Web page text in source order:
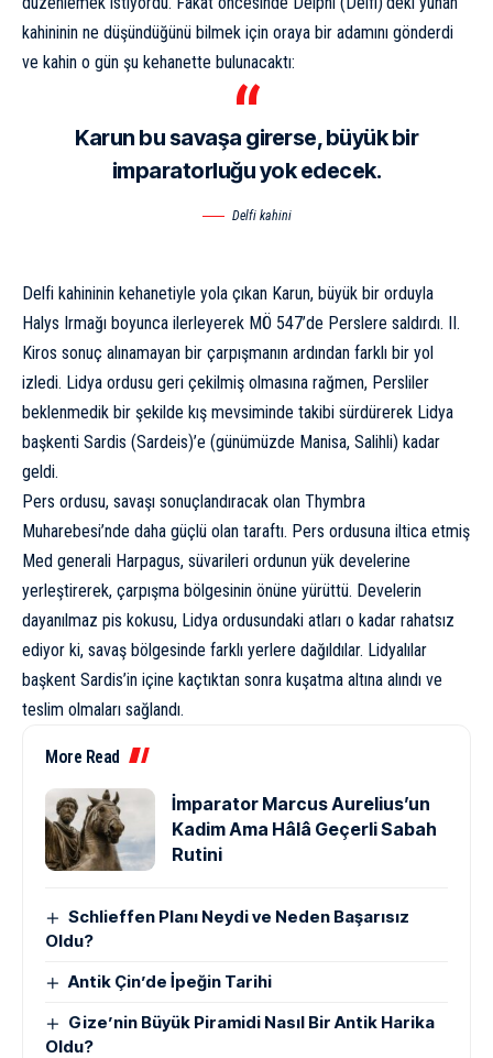
kahininin ne düşündüğünü bilmek için oraya bir adamını gönderdi
ve kahin o gün şu kehanette bulunacaktı:
Karun bu savaşa girerse, büyük bir
imparatorluğu yok edecek.
Delfi kahini
Delfi kahininin kehanetiyle yola çıkan Karun, büyük bir orduyla
Halys Irmağı boyunca ilerleyerek MÖ 547’de Perslere saldırdı. II.
Kiros sonuç alınamayan bir çarpışmanın ardından farklı bir yol
izledi. Lidya ordusu geri çekilmiş olmasına rağmen, Persliler
beklenmedik bir şekilde kış mevsiminde takibi sürdürerek Lidya
başkenti Sardis (Sardeis)’e (günümüzde Manisa, Salihli) kadar
geldi.
Pers ordusu, savaşı sonuçlandıracak olan Thymbra
Muharebesi’nde daha güçlü olan taraftı. Pers ordusuna iltica etmiş
Med generali Harpagus, süvarileri ordunun yük develerine
yerleştirerek, çarpışma bölgesinin önüne yürüttü. Develerin
dayanılmaz pis kokusu, Lidya ordusundaki atları o kadar rahatsız
ediyor ki, savaş bölgesinde farklı yerlere dağıldılar. Lidyalılar
başkent Sardis’in içine kaçtıktan sonra kuşatma altına alındı ve
teslim olmaları sağlandı.
More Read
İmparator Marcus Aurelius’un
Kadim Ama Hâlâ Geçerli Sabah
Rutini
Schlieffen Planı Neydi ve Neden Başarısız
Oldu?
Antik Çin’de İpeğin Tarihi
Gize’nin Büyük Piramidi Nasıl Bir Antik Harika
Oldu?